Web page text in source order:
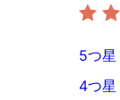
9
5-
5つ星
4つ星